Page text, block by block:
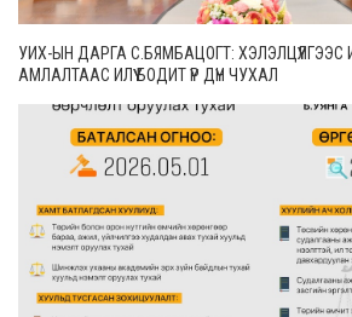
УИХ-ЫН ДАРГА С.БЯМБАЦОГТ: ХЭЛЭЛЦҮҮЛГЭЭС
АМЛАЛТААС ИЛҮҮ БОДИТ ҮР ДҮН ЧУХАЛ